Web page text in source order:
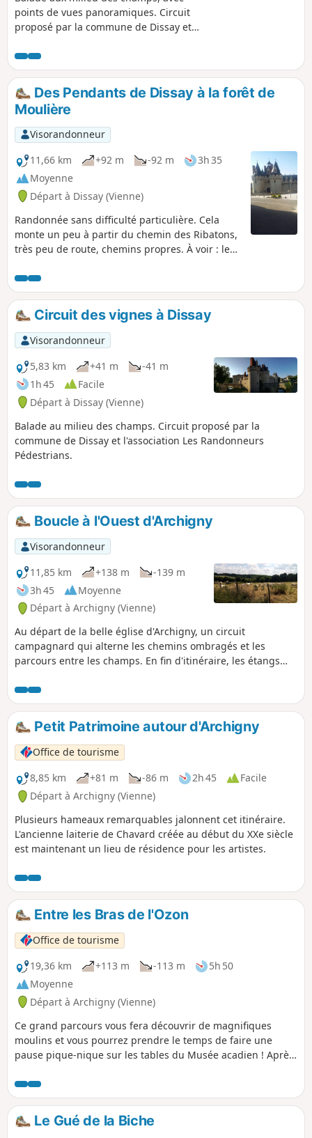
points de vues panoramiques. Circuit
proposé par la commune de Dissay et
pédestrians.
Des Pendants de Dissay à la forêt de
Moulière
Visorandonneur
11,66 km
+92 m -92 m
3h 35
Moyenne
Départ à Dissay (Vienne)
Randonnée sans difficulté particulière. Cela
monte un peu à partir du chemin des Ribatons,
très peu de route, chemins propres. À voir : le
et le Futuroscope.
Circuit des vignes à Dissay
Visorandonneur
5,83 km
+41 m
-41 m
1h 45
Facile
Départ à Dissay (Vienne)
Balade au milieu des champs. Circuit proposé par la
commune de Dissay et l'association Les Randonneurs
Pédestrians.
Boucle à l'Ouest d'Archigny
Visorandonneur
11,85 km
+138 m
-139 m
3h 45
Moyenne
Départ à Archigny (Vienne)
Au départ de la belle église d'Archigny, un circuit
campagnard qui alterne les chemins ombragés et les
parcours entre les champs. En fin d'itinéraire, les étangs
balisée par l'Office de Tourisme du Grand Châtellerault.
Petit Patrimoine autour d'Archigny
Office de tourisme
8,85 km
+81 m -86 m 2h 45
Facile
Départ à Archigny (Vienne)
Plusieurs hameaux remarquables jalonnent cet itinéraire.
L'ancienne laiterie de Chavard créée au début du XXe siècle
est maintenant un lieu de résidence pour les artistes.
Entre les Bras de l'Ozon
Office de tourisme
19,36 km
+113 m -113 m
5h 50
Moyenne
Départ à Archigny (Vienne)
Ce grand parcours vous fera découvrir de magnifiques
moulins et vous pourrez prendre le temps de faire une
pause pique-nique sur les tables du Musée acadien ! Après
détendre près du plan d'eau et faire le tour de l'arboretum.
Le Gué de la Biche